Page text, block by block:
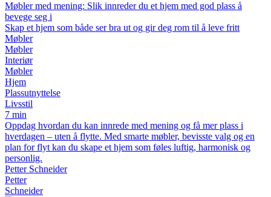
Møbler med mening: Slik innreder du et hjem med god plass å
bevege seg i
Skap et hjem som både ser bra ut og gir deg rom til å leve fritt
Møbler
Møbler
Interiør
Møbler
Hjem
Plassutnyttelse
Livsstil
7 min
Oppdag hvordan du kan innrede med mening og få mer plass i
hverdagen – uten å flytte. Med smarte møbler, bevisste valg og en
plan for flyt kan du skape et hjem som føles luftig, harmonisk og
personlig.
Petter Schneider
Petter
Schneider